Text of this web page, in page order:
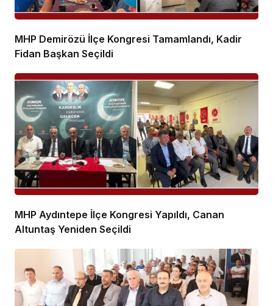
MHP Demirözü İlçe Kongresi Tamamlandı, Kadir
Fidan Başkan Seçildi
MHP Aydıntepe İlçe Kongresi Yapıldı, Canan
Altuntaş Yeniden Seçildi